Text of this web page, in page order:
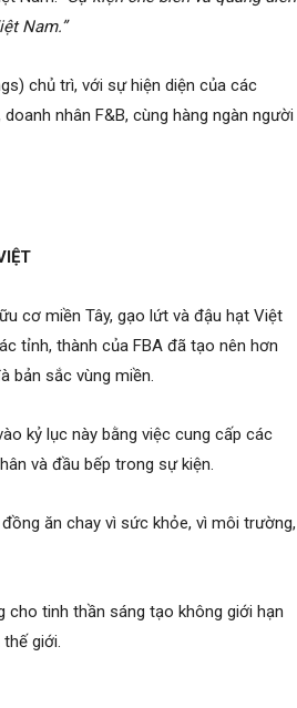
Nam.”
chủ trì, với sự hiện diện của các
nhân F&B, cùng hàng ngàn người
cơ miền Tây, gạo lứt và đậu hạt Việt
tỉnh, thành của FBA đã tạo nên hơn
bản sắc vùng miền.
kỷ lục này bằng việc cung cấp các
và đầu bếp trong sự kiện.
ăn chay vì sức khỏe, vì môi trường,
tinh thần sáng tạo không giới hạn
giới.